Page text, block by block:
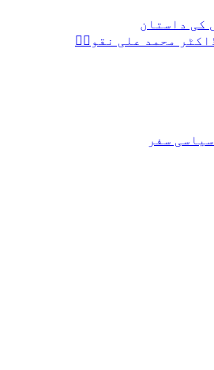
کی داستان
محمد علی نقویؒ
سفر